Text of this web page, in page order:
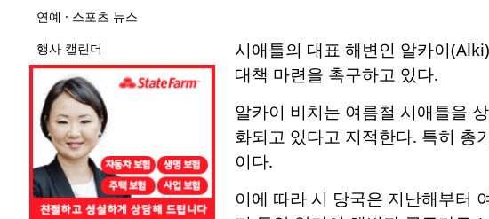
연예 · 스포츠 뉴스
행사 캘린더
시애틀의 대표 해변인 알카이
대책 마련을 촉구하고 있다.
알카이 비치는 여름철 시애틀을
화되고 있다고 지적한다. 특히 총
이다.
이에 따라 시 당국은 지난해부터